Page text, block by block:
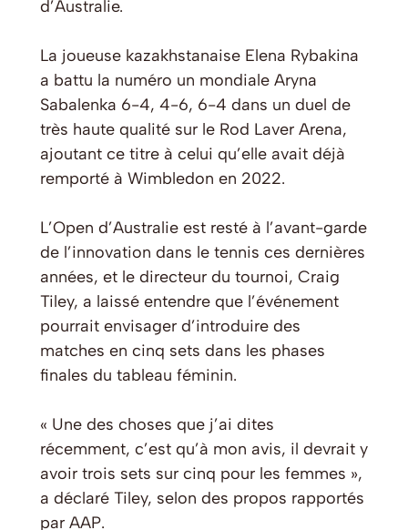
d’Australie.
La joueuse kazakhstanaise Elena Rybakina
a battu la numéro un mondiale Aryna
Sabalenka 6-4, 4-6, 6-4 dans un duel de
très haute qualité sur le Rod Laver Arena,
ajoutant ce titre à celui qu’elle avait déjà
remporté à Wimbledon en 2022.
L’Open d’Australie est resté à l’avant-garde
de l’innovation dans le tennis ces dernières
années, et le directeur du tournoi, Craig
Tiley, a laissé entendre que l’événement
pourrait envisager d’introduire des
matches en cinq sets dans les phases
finales du tableau féminin.
« Une des choses que j’ai dites
récemment, c’est qu’à mon avis, il devrait y
avoir trois sets sur cinq pour les femmes »,
a déclaré Tiley, selon des propos rapportés
par AAP.